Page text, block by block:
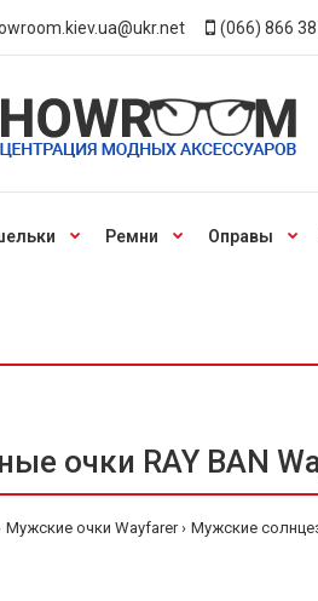
(066) 866
Ремни Оправы
очки RAY BAN
Мужские очки Wayfarer Мужские